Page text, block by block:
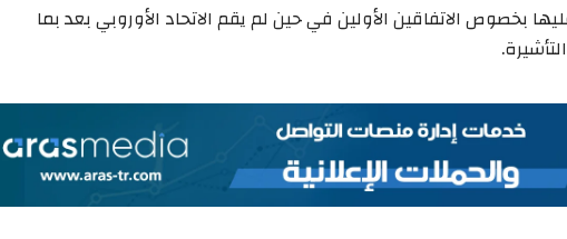
بخصوص الاتفاقين الأولين في حين لم يقم الاتحاد الأوروبي بعد بما